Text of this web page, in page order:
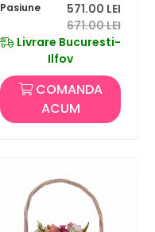
571.00 LEI
671.00 LEI
Pasiune
Livrare Bucuresti-
Ilfov
COMANDA
ACUM